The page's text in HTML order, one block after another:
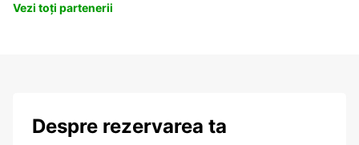
Vezi toți partenerii
Despre rezervarea ta